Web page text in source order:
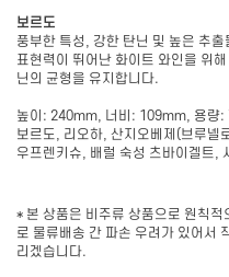
보르도
풍부한 특성, 강한 탄닌 및 높은 추
표현력이 뛰어난 화이트 와인을 위
닌의 균형을 유지합니다.
높이: 240mm, 너비: 109mm, 용량:
보르도, 리오하, 산지오베제(브루넬
우프렌키슈, 배럴 숙성 츠바이겔트,
* 본 상품은 비주류 상품으로 원칙
로 물류배송 간 파손 우려가 있어서
리겠습니다.